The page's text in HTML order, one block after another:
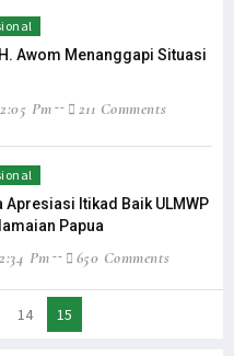
Awom Menanggapi Situasi
Pm 211 Comments
Apresiasi Itikad Baik ULMWP
Papua
Pm 650 Comments
14 15